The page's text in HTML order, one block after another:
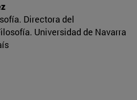
Directora del
Universidad de Navarra